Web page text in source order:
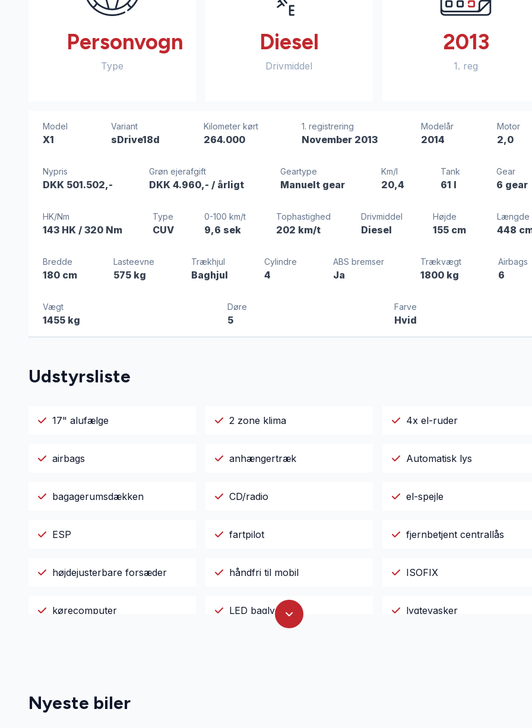
Personvogn
Type
Diesel
Drivmiddel
2013
1. reg
Model
X1
Variant
sDrive18d
Kilometer kørt
264.000
1. registrering
November 2013
Modelår
2014
Motor
2,0
Nypris
DKK 501.502,-
Grøn ejerafgift
DKK 4.960,- / årligt
Geartype
Manuelt gear
Km/l
20,4
Tank
61 l
Gear
6 gear
HK/Nm
143 HK / 320 Nm
Type
CUV
0-100 km/t
9,6 sek
Tophastighed
202 km/t
Drivmiddel
Diesel
Højde
155 cm
Længde
448
Bredde
180 cm
Lasteevne
575 kg
Trækhjul
Baghjul
Cylindre
4
ABS bremser
Ja
Trækvægt
1800 kg
Airbags
6
Vægt
1455 kg
Døre
5
Farve
Hvid
Udstyrsliste
17" alufælge 2 zone klima 4x el-ruder
airbags anhængertræk Automatisk lys
bagagerumsdækken CD/radio el-spejle
ESP fartpilot fjernbetjent centrallås
højdejusterbare forsæder håndfri til mobil ISOFIX
kørecomputer LED baglygter lygtevasker
Nyeste biler